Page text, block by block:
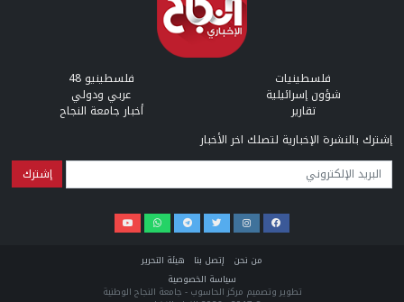
فلسطينيات فلسطينيو 48
شؤون إسرائيلية عربي ودولي
تقارير
أخبار جامعة النجاح
إشترك بالنشرة الإخبارية لتصلك اخر الأخبار
البريد الإلكتروني
من نحن إتصل بنا
هيئة التحرير
سياسة الخصوصية
تطوير وتصميم مركز الحاسوب - جامعة النجاح الوطنية